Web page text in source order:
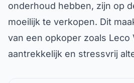
onderhoud hebben, zijn op
moeilijk te verkopen. Dit
van een opkoper zoals Leco
aantrekkelijk en stressvrij